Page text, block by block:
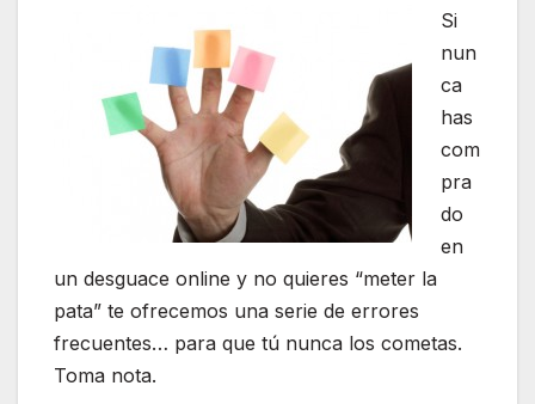
Si
nun
ca
has
com
pra
do
en
un desguace online y no quieres “meter la
pata” te ofrecemos una serie de errores
frecuentes… para que tú nunca los cometas.
Toma nota.